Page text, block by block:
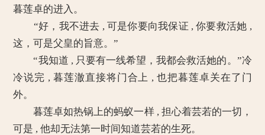
暮莲卓的进入。
“好，我不进去 , 可是你要向我保证 , 你要救活她 ,
这，可是父皇的旨意。”
“我知道 , 只要有一线希望，我都会救活她的。”冷
冷说完 , 暮莲澈直接将门合上 , 也把暮莲卓关在了门
外。
暮莲卓如热锅上的蚂蚁一样 , 担心着芸若的一切，
可是 , 他却无法第一时间知道芸若的生死。